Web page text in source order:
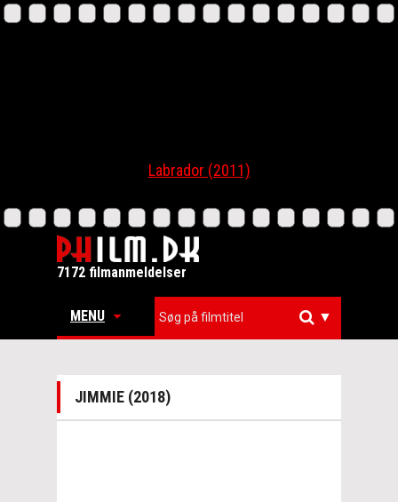
Labrador (2011)
7172 filmanmeldelser
MENU ▼
JIMMIE (2018)